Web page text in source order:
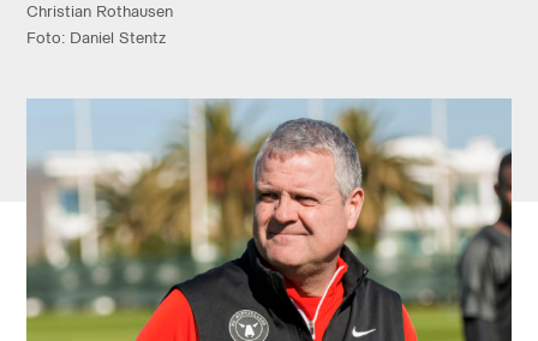
Christian Rothausen
Foto: Daniel Stentz